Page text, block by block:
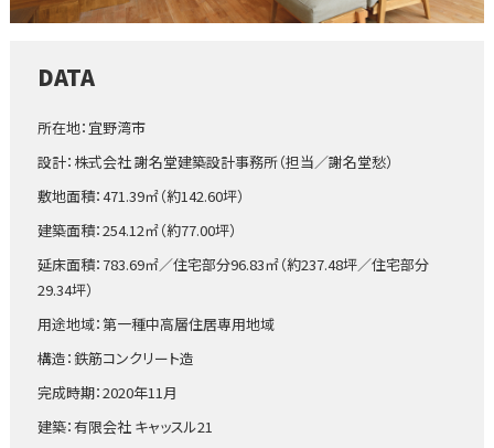
DATA
所在地：宜野湾市
設計：株式会社 謝名堂建築設計事務所（担当／謝名堂愁）
敷地面積：471.39㎡（約142.60坪）
建築面積：254.12㎡（約77.00坪）
延床面積：783.69㎡／住宅部分96.83㎡（約237.48坪／住宅部分
29.34坪）
用途地域：第一種中高層住居専用地域
構造：鉄筋コンクリート造
完成時期：2020年11月
建築：有限会社 キャッスル21